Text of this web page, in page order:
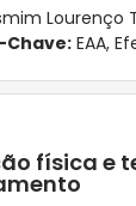
Lourenço
Chave: EAA,
física e